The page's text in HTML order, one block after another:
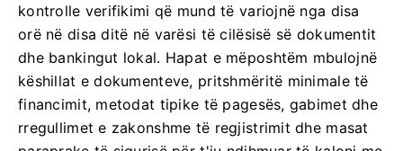
kontrolle verifikimi që mund të variojnë nga disa
orë në disa ditë në varësi të cilësisë së dokumentit
dhe bankingut lokal. Hapat e mëposhtëm mbulojnë
këshillat e dokumenteve, pritshmëritë minimale të
financimit, metodat tipike të pagesës, gabimet dhe
rregullimet e zakonshme të regjistrimit dhe masat